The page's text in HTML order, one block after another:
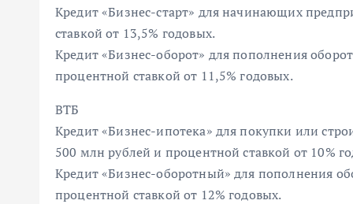
Кредит «Бизнес-старт» для начинающих
ставкой от 13,5% годовых.
Кредит «Бизнес-оборот» для пополнения
процентной ставкой от 11,5% годовых.
ВТБ
Кредит «Бизнес-ипотека» для покупки или
500 млн рублей и процентной ставкой от 10%
Кредит «Бизнес-оборотный» для пополнения
процентной ставкой от 12% годовых.